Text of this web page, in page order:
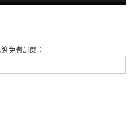
免費訂閱：